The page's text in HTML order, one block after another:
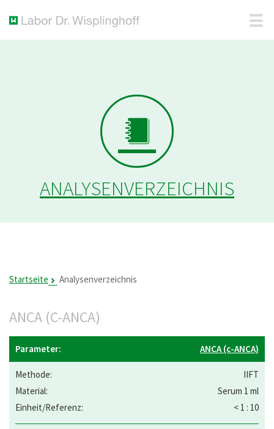
ANALYSENVERZEICHNIS
Startseite Analysenverzeichnis
ANCA (C-ANCA)
ANCA (c-ANCA)
IIFT
Serum 1 ml
< 1 : 10